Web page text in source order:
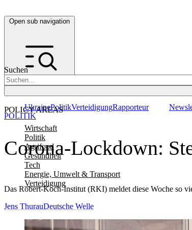
Open sub navigation
Suchen
POLICY AREAS
Wirtschaft
Politik
Agrifood
Gesundheit
Tech
Energie, Umwelt & Transport
Verteidigung
UkrainePolitikVerteidigungRapporteur
Corona-Lockdown:
Das Robert-Koch-Institut (RKI) meldet diese Woche so
POLITIK
Jens ThurauDeutsche Welle